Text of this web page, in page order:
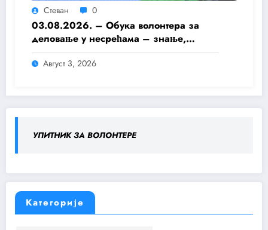
Стеван 0
03.08.2026. – Обука волонтера за
деловање у несрећама – знање,
припремљеност и хуманост као темељ
безбедније заједнице
Август 3, 2026
УПИТНИК ЗА ВОЛОНТЕРЕ
Категорије